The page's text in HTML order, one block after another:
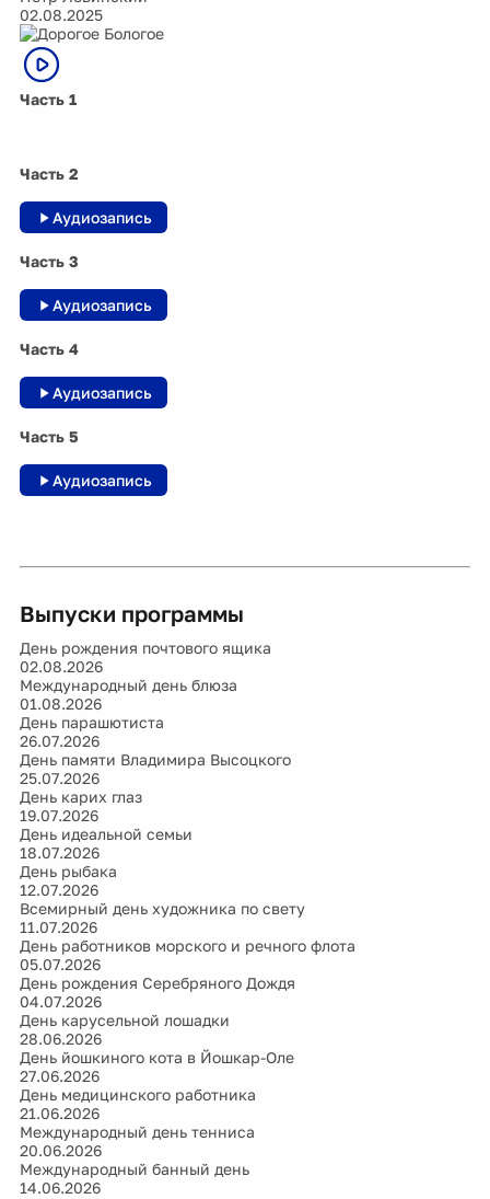
02.08.2025
Часть 1
Часть 2
Аудиозапись
Часть 3
Аудиозапись
Часть 4
Аудиозапись
Часть 5
Аудиозапись
Выпуски программы
День рождения почтового ящика
02.08.2026
Международный день блюза
01.08.2026
День парашютиста
26.07.2026
День памяти Владимира Высоцкого
25.07.2026
День карих глаз
19.07.2026
День идеальной семьи
18.07.2026
День рыбака
12.07.2026
Всемирный день художника по свету
11.07.2026
День работников морского и речного флота
05.07.2026
День рождения Серебряного Дождя
04.07.2026
День карусельной лошадки
28.06.2026
День йошкиного кота в Йошкар-Оле
27.06.2026
День медицинского работника
21.06.2026
Международный день тенниса
20.06.2026
Международный банный день
14.06.2026